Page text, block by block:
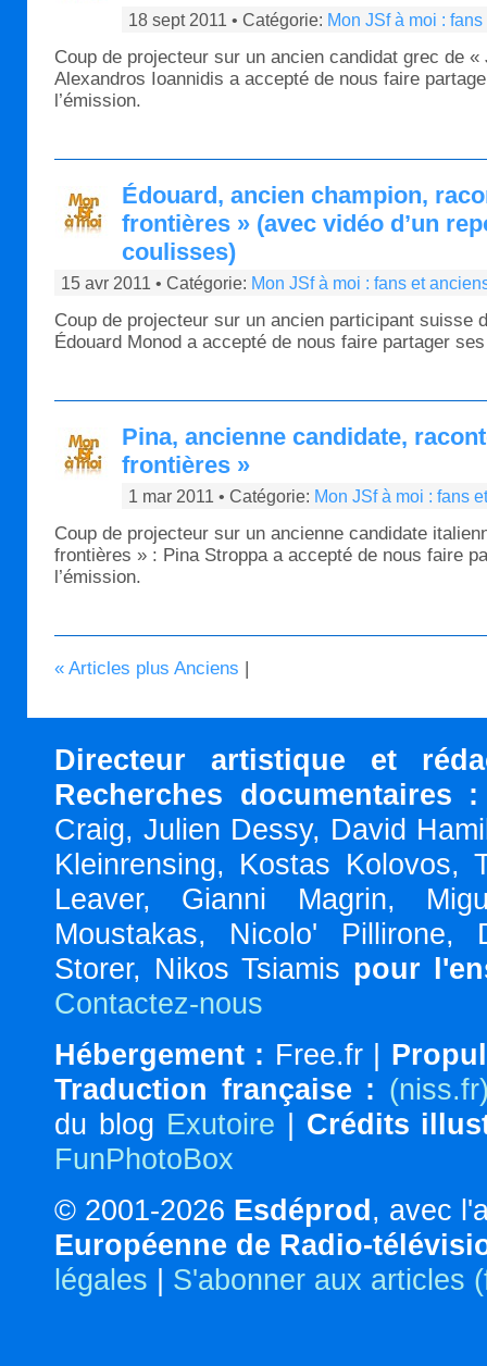
18 sept 2011 • Catégorie: Mon JSf à moi :
Coup de projecteur sur un ancien candidat grec de
Alexandros Ioannidis a accepté de nous faire
l’émission.
Édouard, ancien champion,
frontières » (avec vidéo d’un
coulisses)
15 avr 2011 • Catégorie: Mon JSf à moi : fans et
Coup de projecteur sur un ancien participant suisse
Édouard Monod a accepté de nous faire partager
Pina, ancienne candidate,
frontières »
1 mar 2011 • Catégorie: Mon JSf à moi : fans
Coup de projecteur sur un ancienne candidate
frontières » : Pina Stroppa a accepté de nous faire
l’émission.
« Articles plus Anciens |
Directeur artistique et
Recherches documentaires :
Craig, Julien Dessy, David
Kleinrensing, Kostas Kolovos,
Leaver, Gianni Magrin,
Moustakas, Nicolo' Pillirone,
Storer, Nikos Tsiamis pour
Contactez-nous
Hébergement : Free.fr |
Traduction française :
du blog Exutoire | Crédits
FunPhotoBox
© 2001-2026 Esdéprod, avec
Européenne de Radio-
légales | S'abonner aux articles